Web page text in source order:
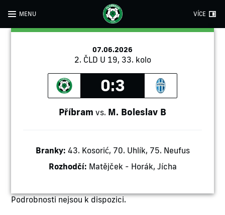
MENU VÍCE
07.06.2026
2. ČLD U 19, 33. kolo
0:3
Příbram vs. M. Boleslav B
Branky: 43. Kosorić, 70. Uhlík, 75. Neufus
Rozhodčí: Matějček - Horák, Jícha
Podrobnosti nejsou k dispozici.